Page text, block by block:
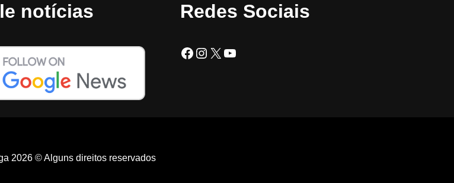
notícias Redes Sociais
2026 © Alguns direitos reservados